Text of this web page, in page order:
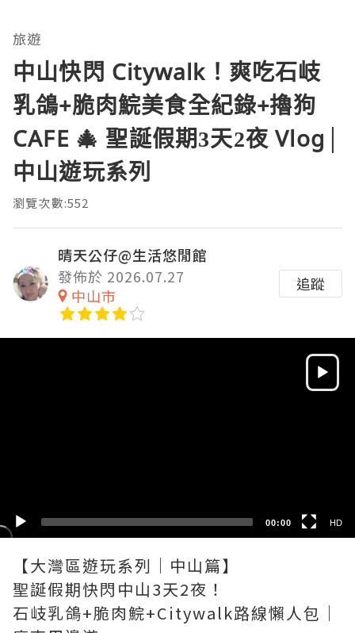
旅遊
中山快閃 Citywalk！爽吃石岐
乳鴿+脆肉鯇美食全紀錄+擼狗
CAFE 🎄 聖誕假期3天2夜 Vlog│
中山遊玩系列
瀏覽次數:552
晴天公仔@生活悠閒館
發佈於 2026.07.27
中山市
追蹤
00:00 HD
【大灣區遊玩系列│中山篇】
聖誕假期快閃中山3天2夜！
石岐乳鴿+脆肉鯇+Citywalk路線懶人包｜